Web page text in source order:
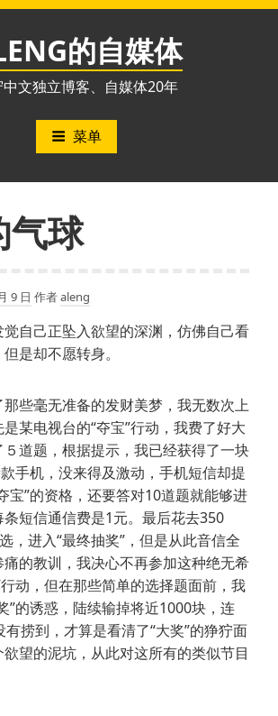
的自媒体
中文独立博客、自媒体20年
菜单
气球
9 日 作者aleng
己正坠入欲望的深渊，仿佛自己看
是却不愿转身。
毫无准备的发财美梦，我无数次上
某电视台的“夺宝”行动，我费了好大
道题，根据提示，我已经获得了一块
手机，没来得及激动，手机短信却提
宝”的资格，还要答对10道题就能够进
条短信通信费是1元。最后花去350
，进入“最终抽奖”，但是从此音信全
的教训，我决心不再参加这种绝无希
动，但在那些简单的选择题面前，我
”的诱惑，陆续输掉将近1000块，连
捞到，才算是看清了“大奖”的狰狞面
望的泥坑，从此对这所有的类似节目